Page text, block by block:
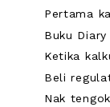
Pertama
Buku
Ketika
Beli
Nak